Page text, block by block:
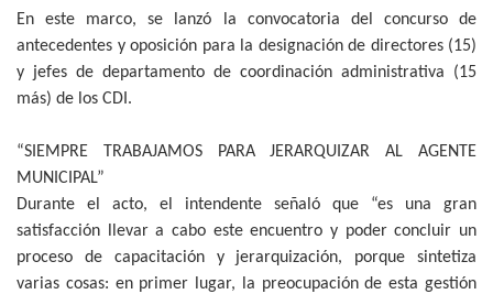
En este marco, se lanzó la convocatoria del concurso de
antecedentes y oposición para la designación de directores (15)
y jefes de departamento de coordinación administrativa (15
más) de los CDI.
“SIEMPRE TRABAJAMOS PARA JERARQUIZAR AL AGENTE
MUNICIPAL”
Durante el acto, el intendente señaló que “es una gran
satisfacción llevar a cabo este encuentro y poder concluir un
proceso de capacitación y jerarquización, porque sintetiza
varias cosas: en primer lugar, la preocupación de esta gestión